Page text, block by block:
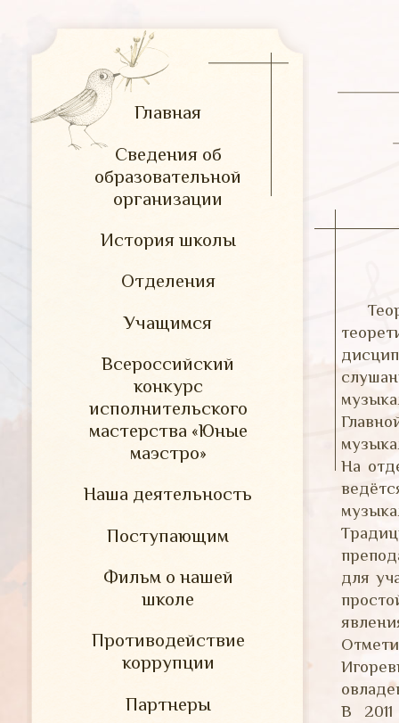
Главная
Сведения об
образовательной
организации
История школы
Отделения
Учащимся
Всероссийский
конкурс
исполнительского
мастерства «Юные
маэстро»
Наша деятельность
Поступающим
Фильм о нашей
школе
Противодействие
коррупции
Партнеры
На
для
В